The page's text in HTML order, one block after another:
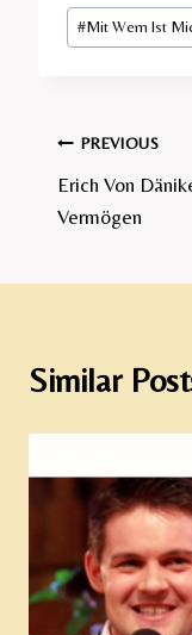
Post
Tags:
#Mit Wem Ist
Post
navigation
PREVIOUS
Erich Von
Vermögen
Similar